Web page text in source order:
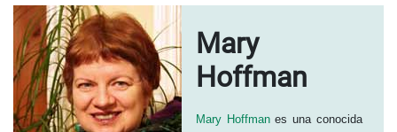
Mary
Hoffman
Mary Hoffman es una conocida